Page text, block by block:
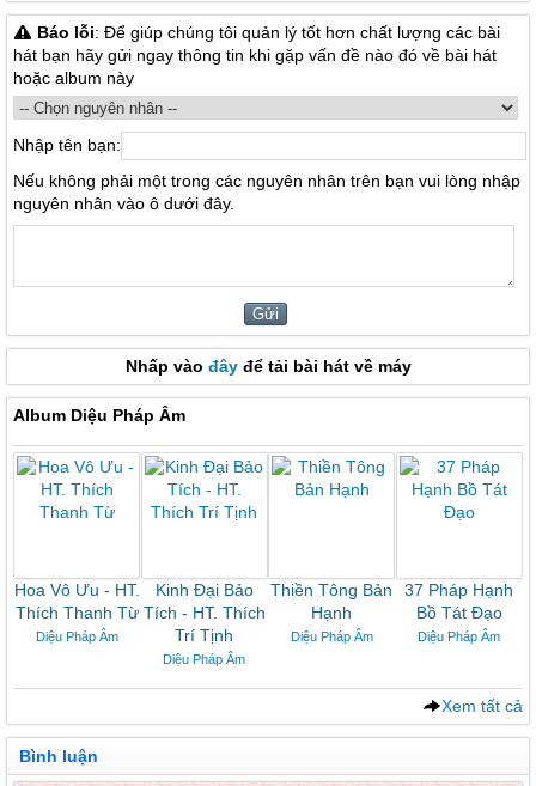
Báo lỗi: Để giúp chúng tôi quản lý tốt hơn chất lượng các bài
hát bạn hãy gửi ngay thông tin khi gặp vấn đề nào đó về bài hát
hoặc album này
Nhập tên bạn:
Nếu không phải một trong các nguyên nhân trên bạn vui lòng nhập
nguyên nhân vào ô dưới đây.
Nhấp vào đâyđể tải bài hát về máy
Album Diệu Pháp Âm
Hoa Vô Ưu - HT.
Thích Thanh Từ
Diệu Pháp Âm
Kinh Đại Bảo
Tích - HT. Thích
Trí Tịnh
Diệu Pháp Âm
Thiền Tông Bản
Hạnh
Diệu Pháp Âm
37 Pháp Hạnh
Bồ Tát Đạo
Diệu Pháp Âm
Xem tất cả
Bình luận